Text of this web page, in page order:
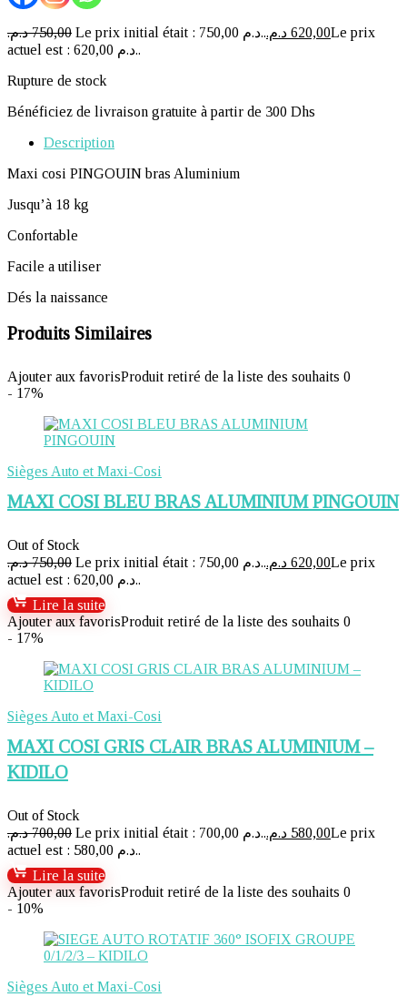
750,00 د.م. Le prix initial était : 750,00 د.م.. 620,00 د.م.
Le prix
actuel est : 620,00 د.م..
Rupture de stock
Bénéficiez de livraison gratuite à partir de 300 Dhs
Description
Maxi cosi PINGOUIN bras Aluminium
Jusqu’à 18 kg
Confortable
Facile a utiliser
Dés la naissance
Produits Similaires
Ajouter aux favorisProduit retiré de la liste des souhaits 0
- 17%
Sièges Auto et Maxi-Cosi
MAXI COSI BLEU BRAS ALUMINIUM PINGOUIN
Out of Stock
750,00 د.م. Le prix initial était : 750,00 د.م.. 620,00 د.م.
Le prix
actuel est : 620,00 د.م..
Lire la suite
Ajouter aux favorisProduit retiré de la liste des souhaits 0
- 17%
Sièges Auto et Maxi-Cosi
MAXI COSI GRIS CLAIR BRAS ALUMINIUM –
KIDILO
Out of Stock
700,00 د.م. Le prix initial était : 700,00 د.م.. 580,00 د.م.
Le prix
actuel est : 580,00 د.م..
Lire la suite
Ajouter aux favorisProduit retiré de la liste des souhaits 0
- 10%
Sièges Auto et Maxi-Cosi